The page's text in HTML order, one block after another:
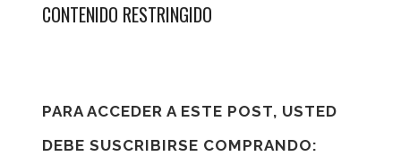
CONTENIDO RESTRINGIDO
PARA ACCEDER A ESTE POST, USTED
DEBE SUSCRIBIRSE COMPRANDO: